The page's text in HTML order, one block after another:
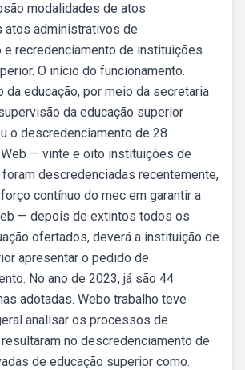
modalidades de atos
atos administrativos de
e recredenciamento de instituições
O início do funcionamento.
da educação, por meio da secretaria
da educação superior
o descredenciamento de 28
— vinte e oito instituições de
descredenciadas recentemente,
contínuo do mec em garantir a
— depois de extintos todos os
ofertados, deverá a instituição de
apresentar o pedido de
No ano de 2023, já são 44
adotadas. Webo trabalho teve
analisar os processos de
no descredenciamento de
de educação superior como.